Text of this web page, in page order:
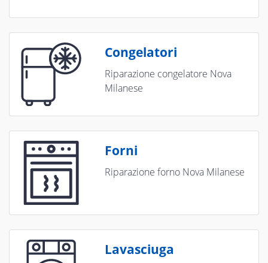
Congelatori
Riparazione congelatore Nova
Milanese
Forni
Riparazione forno Nova Milanese
Lavasciuga